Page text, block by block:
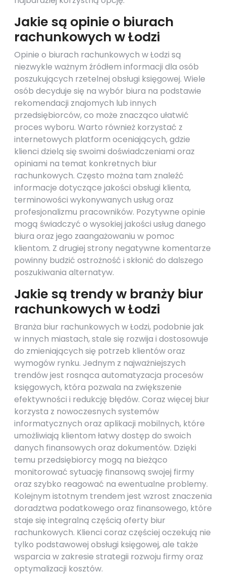
Jakie są opinie o biurach
rachunkowych w Łodzi
Opinie o biurach rachunkowych w Łodzi są
niezwykle ważnym źródłem informacji dla osób
poszukujących rzetelnej obsługi księgowej. Wiele
osób decyduje się na wybór biura na podstawie
rekomendacji znajomych lub innych
przedsiębiorców, co może znacząco ułatwić
proces wyboru. Warto również korzystać z
internetowych platform oceniających, gdzie
klienci dzielą się swoimi doświadczeniami oraz
opiniami na temat konkretnych biur
rachunkowych. Często można tam znaleźć
informacje dotyczące jakości obsługi klienta,
terminowości wykonywanych usług oraz
profesjonalizmu pracowników. Pozytywne opinie
mogą świadczyć o wysokiej jakości usług danego
biura oraz jego zaangażowaniu w pomoc
klientom. Z drugiej strony negatywne komentarze
powinny budzić ostrożność i skłonić do dalszego
poszukiwania alternatyw.
Jakie są trendy w branży biur
rachunkowych w Łodzi
Branża biur rachunkowych w Łodzi, podobnie jak
w innych miastach, stale się rozwija i dostosowuje
do zmieniających się potrzeb klientów oraz
wymogów rynku. Jednym z najważniejszych
trendów jest rosnąca automatyzacja procesów
księgowych, która pozwala na zwiększenie
efektywności i redukcję błędów. Coraz więcej biur
korzysta z nowoczesnych systemów
informatycznych oraz aplikacji mobilnych, które
umożliwiają klientom łatwy dostęp do swoich
danych finansowych oraz dokumentów. Dzięki
temu przedsiębiorcy mogą na bieżąco
monitorować sytuację finansową swojej firmy
oraz szybko reagować na ewentualne problemy.
Kolejnym istotnym trendem jest wzrost znaczenia
doradztwa podatkowego oraz finansowego, które
staje się integralną częścią oferty biur
rachunkowych. Klienci coraz częściej oczekują nie
tylko podstawowej obsługi księgowej, ale także
wsparcia w zakresie strategii rozwoju firmy oraz
optymalizacji kosztów.